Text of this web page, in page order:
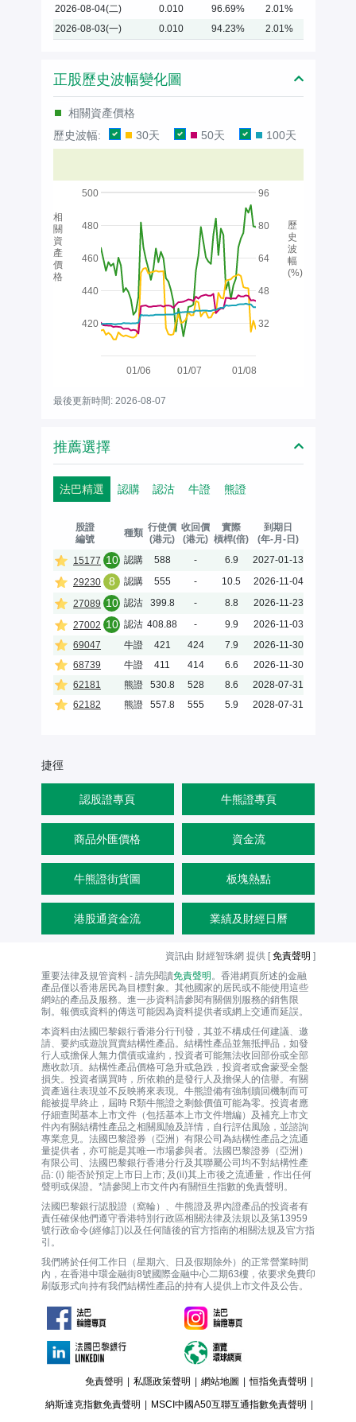
2026-08-04(二)
0.010 96.69%
2.01%
2026-08-03(一)
0.010 94.23% 2.01%
正股歷史波幅變化圖
相關資產價格
歷史波幅:
30天 50天 100天
01/06 01/07 01/08
420
440
460
480
500
32
48
64
80
96
相
關
資
產
價
格
歷
史
波
幅
(%)
最後更新時間: 2026-08-07
推薦選擇
法巴精選 認購 認沽 牛證 熊證
股證
編號
種類 行使價
(港元)
收回價
(港元)
實際
槓桿(倍)
到期日
(年-月-日)
15177 10 認購 588 - 6.9
2027-01-13
29230
8 認購 555 - 10.5
2026-11-04
27089 10 認沽 399.8 - 8.8
2026-11-23
27002 10 認沽 408.88 - 9.9
2026-11-03
69047
牛證 421 424 7.9
2026-11-30
68739
牛證 411 414 6.6
2026-11-30
62181
熊證 530.8 528 8.6
2028-07-31
62182
熊證 557.8 555 5.9 2028-07-31
捷徑
認股證專頁 牛熊證專頁
商品外匯價格 資金流
牛熊證街貨圖 板塊熱點
港股通資金流 業績及財經日曆
資訊由 財經智珠網 提供 [免責聲明 ]
重要法律及規管資料 - 請先閱讀免責聲明 。香港網頁所述的金融
產品僅以香港居民為目標對象。其他國家的居民或不能使用這些
網站的產品及服務。進一步資料請參閱有關個別服務的銷售限
制。報價或資料的傳送可能因為資料提供者或網上交通而延誤。
本資料由法國巴黎銀行香港分行刊發，其並不構成任何建議、邀
請、要約或遊說買賣結構性產品。結構性產品並無抵押品，如發
行人或擔保人無力償債或違約，投資者可能無法收回部份或全部
應收款項。結構性產品價格可急升或急跌，投資者或會蒙受全盤
損失。投資者購買時，所依賴的是發行人及擔保人的信譽。有關
資產過往表現並不反映將來表現。牛熊證備有強制贖回機制而可
能被提早終止，屆時 R類牛熊證之剩餘價值可能為零。投資者應
仔細查閱基本上市文件（包括基本上市文件增編）及補充上市文
件內有關結構性產品之相關風險及詳情，自行評估風險，並諮詢
專業意見。法國巴黎證券（亞洲）有限公司為結構性產品之流通
量提供者，亦可能是其唯一巿場參與者。法國巴黎證券（亞洲）
有限公司、法國巴黎銀行香港分行及其聯屬公司均不對結構性產
品: (i) 能否於預定上市日上市; 及(ii)其上市後之流通量，作出任何
聲明或保證。*請參閱上市文件內有關恒生指數的免責聲明。
法國巴黎銀行認股證（窩輪）、牛熊證及界內證產品的投資者有
責任確保他們遵守香港特別行政區相關法律及法規以及第13959
號行政命令(經修訂)以及任何隨後的官方指南的相關法規及官方指
引。
我們將於任何工作日（星期六、日及假期除外）的正常營業時間
內，在香港中環金融街8號國際金融中心二期63樓，依要求免費印
刷版形式向持有我們結構性產品的持有人提供上市文件及公告。
免責聲明 | 私隱政策聲明 | 網站地圖 | 恒指免責聲明 |
納斯達克指數免責聲明 | MSCI中國A50互聯互通指數免責聲明 |